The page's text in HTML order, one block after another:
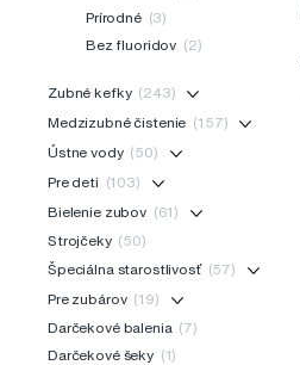
Prírodné (3)
Bez fluoridov (2)
Zubné kefky (243)
Medzizubné čistenie (157)
Ústne vody (50)
Pre deti
(103)
Bielenie zubov (61)
Strojčeky (50)
Špeciálna starostlivosť (57)
Pre zubárov (19)
Darčekové balenia (7)
Darčekové šeky (1)